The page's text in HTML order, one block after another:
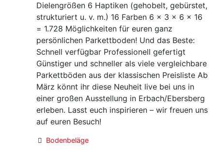
Dielengrößen 6 Haptiken (gehobelt, gebürstet,
strukturiert u. v. m.) 16 Farben 6 × 3 × 6 × 16
= 1.728 Möglichkeiten für euren ganz
persönlichen Parkettboden! Und das Beste:
Schnell verfügbar Professionell gefertigt
Günstiger und schneller als viele vergleichbare
Parkettböden aus der klassischen Preisliste Ab
März könnt ihr diese Neuheit live bei uns in
einer großen Ausstellung in Erbach/Ebersberg
erleben. Lasst euch inspirieren – wir freuen uns
auf euren Besuch!
Bodenbeläge